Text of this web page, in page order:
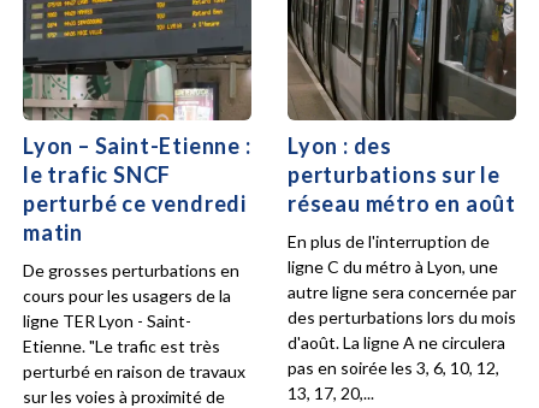
Lyon – Saint-Etienne :
le trafic SNCF
perturbé ce vendredi
matin
De grosses perturbations en
cours pour les usagers de la
ligne TER Lyon - Saint-
Etienne. "Le trafic est très
perturbé en raison de travaux
sur les voies à proximité de
Lyon : des
perturbations sur le
réseau métro en août
En plus de l'interruption de
ligne C du métro à Lyon, une
autre ligne sera concernée par
des perturbations lors du mois
d'août. La ligne A ne circulera
pas en soirée les 3, 6, 10, 12,
13, 17, 20,...